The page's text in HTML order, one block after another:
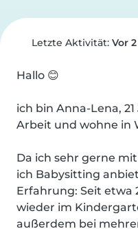
Letzte Aktivität: Vor
Hallo 😊
ich bin Anna-Lena,
Arbeit und wohne in
Da ich sehr gerne
ich Babysitting
Erfahrung: Seit etwa
wieder im
außerdem bei